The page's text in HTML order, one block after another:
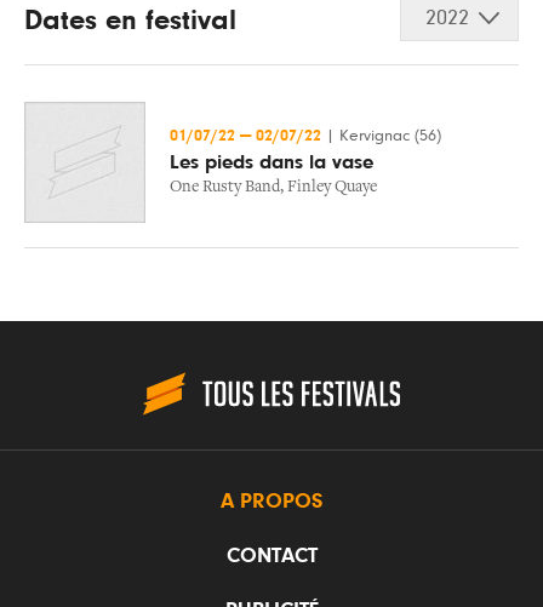
Dates en festival 2022
01/07/22 — 02/07/22 Kervignac (56)
Les pieds dans la vase
One Rusty Band, Finley Quaye
A PROPOS
CONTACT